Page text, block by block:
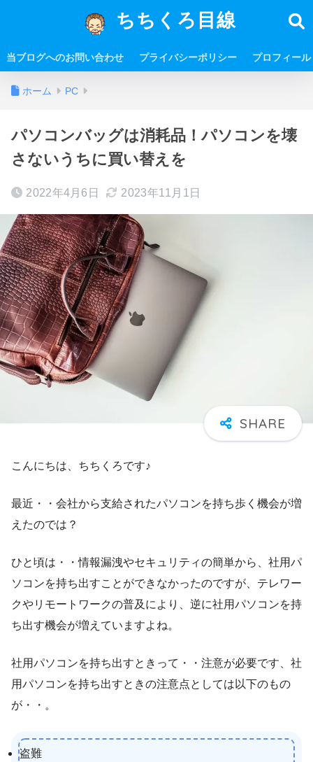
ちちくろ目線
当ブログへのお問い合わせ プライバシーポリシー プロフィール
ホーム PC
パソコンバッグは消耗品！パソコンを壊
さないうちに買い替えを
2022年4月6日 2023年11月1日
こんにちは、ちちくろです♪
最近・・会社から支給されたパソコンを持ち歩く機会が増
えたのでは？
ひと頃は・・情報漏洩やセキュリティの簡単から、社用パ
ソコンを持ち出すことができなかったのですが、テレワー
クやリモートワークの普及により、逆に社用パソコンを持
ち出す機会が増えていますよね。
社用パソコンを持ち出すときって・・注意が必要です、社
用パソコンを持ち出すときの注意点としては以下のもの
が・・。
盗難